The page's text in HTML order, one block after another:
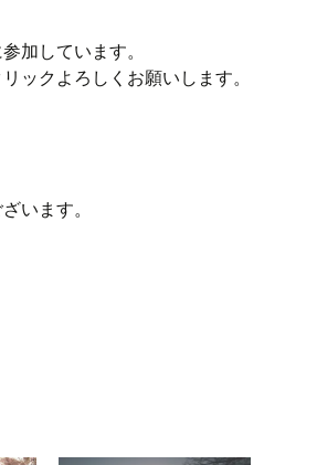
加しています。
ックよろしくお願いします。
います。